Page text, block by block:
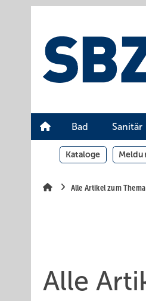
Bad Sanitär
Kataloge
Alle Artikel zum
Alle